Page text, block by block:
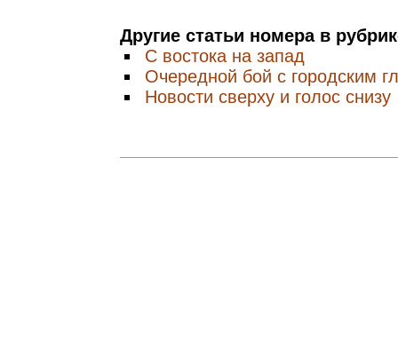
Другие статьи номера в
С востока на запад
Очередной бой с городским
Новости сверху и голос снизу